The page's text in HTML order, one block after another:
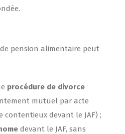
pension alimentaire peut
procédure de divorce
mutuel par acte
contentieux devant le JAF) ;
devant le JAF, sans